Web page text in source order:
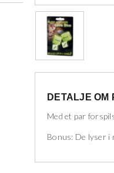
DETALJE OM
Med et par
Bonus: De lyser i